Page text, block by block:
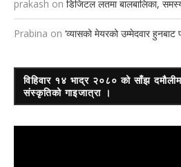
prakash on डिजिटल लतमा बालबालिका,
Prabina on ‘व्यासको मेयरको उम्मेदवार
विहिवार १४ भाद्र २०८० को साँझ
संस्कृतिको गाइजात्रा ।